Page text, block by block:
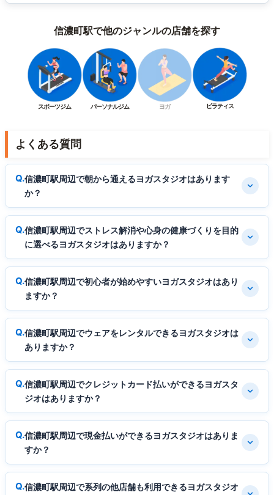
信濃町駅で他のジャンルの店舗を探す
スポーツジム パーソナルジム ヨガ ピラティス
よくある質問
信濃町駅周辺で朝から通えるヨガスタジオはあります
か？
信濃町駅周辺でストレス解消や心身の健康づくりを目的
に選べるヨガスタジオはありますか？
信濃町駅周辺で初心者が始めやすいヨガスタジオはあり
ますか？
信濃町駅周辺でウェアをレンタルできるヨガスタジオは
ありますか？
信濃町駅周辺でクレジットカード払いができるヨガスタ
ジオはありますか？
信濃町駅周辺で現金払いができるヨガスタジオはありま
すか？
信濃町駅周辺で系列の他店舗も利用できるヨガスタジオ